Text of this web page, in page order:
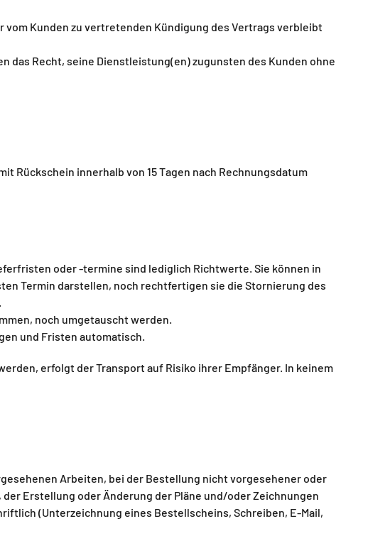
Kunden zu vertretenden Kündigung des Vertrags verbleibt
das Recht, seine Dienstleistung(en) zugunsten des Kunden ohne
Rückschein innerhalb von 15 Tagen nach Rechnungsdatum
oder -termine sind lediglich Richtwerte. Sie können in
Termin darstellen, noch rechtfertigen sie die Stornierung des
noch umgetauscht werden.
und Fristen automatisch.
erfolgt der Transport auf Risiko ihrer Empfänger. In keinem
Arbeiten, bei der Bestellung nicht vorgesehener oder
Erstellung oder Änderung der Pläne und/oder Zeichnungen
(Unterzeichnung eines Bestellscheins, Schreiben, E-Mail,